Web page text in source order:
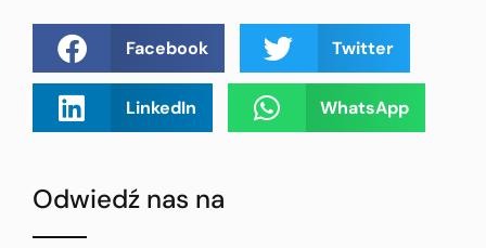
Facebook Twitter
LinkedIn WhatsApp
Odwiedź nas na